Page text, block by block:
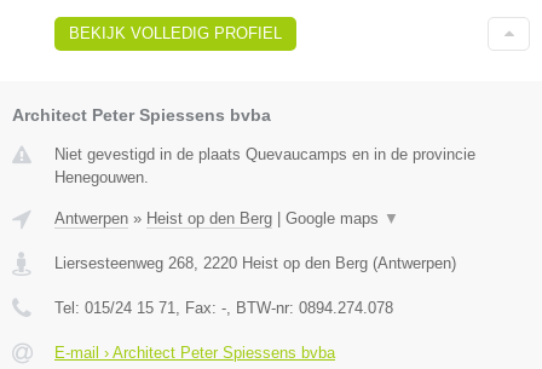
BEKIJK VOLLEDIG PROFIEL
Architect Peter Spiessens bvba
Niet gevestigd in de plaats Quevaucamps en in de provincie
Henegouwen.
Antwerpen » Heist op den Berg | Google maps ▼
Liersesteenweg 268 2220 Heist op den Berg (Antwerpen)
Tel: 015/24 15 71 , Fax: - , BTW-nr: 0894.274.078
E-mail › Architect Peter Spiessens bvba